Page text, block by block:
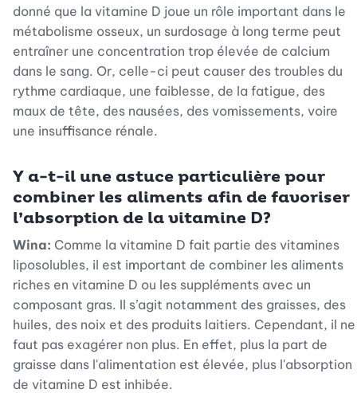
donné que la vitamine D joue un rôle important dans le
métabolisme osseux, un surdosage à long terme peut
entraîner une concentration trop élevée de calcium
dans le sang. Or, celle-ci peut causer des troubles du
rythme cardiaque, une faiblesse, de la fatigue, des
maux de tête, des nausées, des vomissements, voire
une insuffisance rénale.
Y a-t-il une astuce particulière pour
combiner les aliments afin de favoriser
l’absorption de la vitamine D?
Wina: Comme la vitamine D fait partie des vitamines
liposolubles, il est important de combiner les aliments
riches en vitamine D ou les suppléments avec un
composant gras. Il s’agit notamment des graisses, des
huiles, des noix et des produits laitiers. Cependant, il ne
faut pas exagérer non plus. En effet, plus la part de
graisse dans l'alimentation est élevée, plus l'absorption
de vitamine D est inhibée.